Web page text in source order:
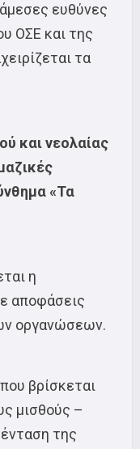
άμεσες ευθύνες
ΟΣΕ και της
τα
και νεολαίας
«Τα
η
αποφάσεις
οργανώσεων.
βρίσκεται
μισθούς –
της